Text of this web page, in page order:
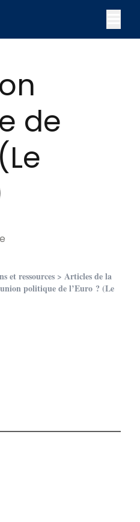
de
et ressources > Articles de la
politique de l’Euro ? (Le